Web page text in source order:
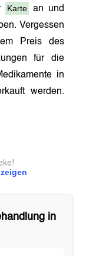
Karte
an und
Vergessen
Preis des
für die
in
werden.
in